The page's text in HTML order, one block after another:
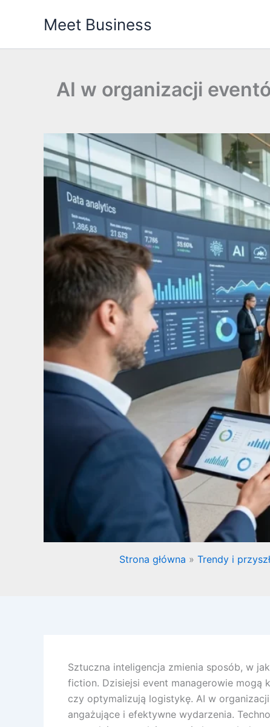
Meet Business
AI w organizacji
Strona główna Trendy i
Sztuczna inteligencja zmienia sposób, w
fiction. Dzisiejsi event managerowie
czy optymalizują logistykę. AI w
angażujące i efektywne wydarzenia.